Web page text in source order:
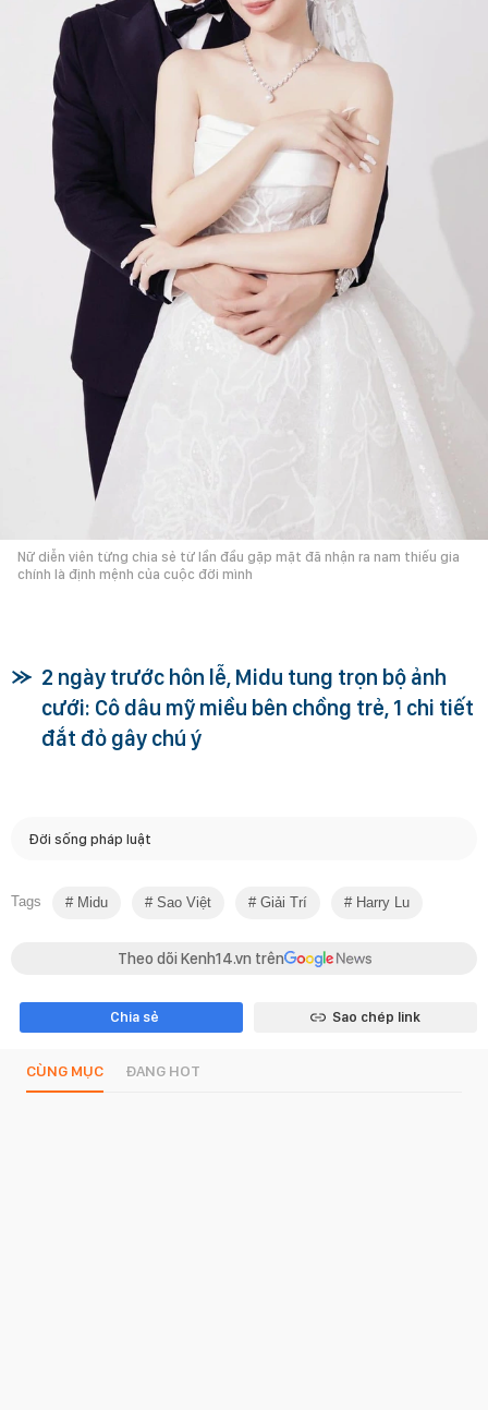
Nữ diễn viên từng chia sẻ từ lần đầu gặp mặt đã nhận ra nam thiếu gia
chính là định mệnh của cuộc đời mình
2 ngày trước hôn lễ, Midu tung trọn bộ ảnh
cưới: Cô dâu mỹ miều bên chồng trẻ, 1 chi tiết
đắt đỏ gây chú ý
Đời sống pháp luật
Tags Midu Sao Việt Giải Trí Harry Lu
Theo dõi Kenh14.vn trên
Chia sẻ Sao chép link
CÙNG MỤC ĐANG HOT